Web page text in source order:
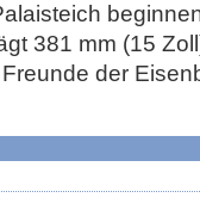
381 mm (15
der